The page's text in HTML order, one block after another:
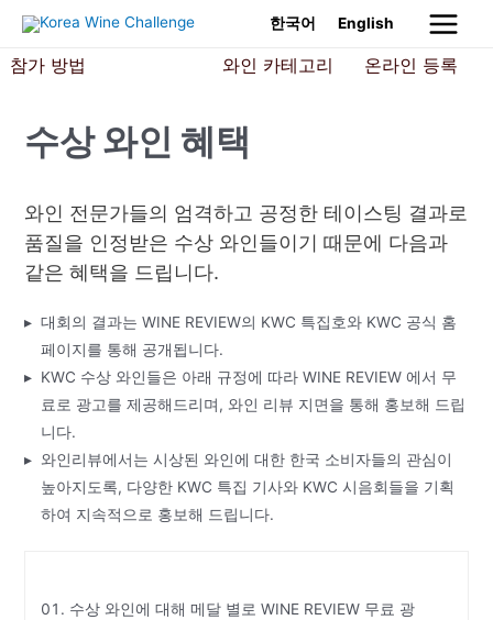
Skip
content
한국어 English
Main
Menu
참가 방법 와인 카테고리 온라인 등록
수상 와인 혜택
와인 전문가들의 엄격하고 공정한 테이스팅 결과로
품질을 인정받은 수상 와인들이기 때문에 다음과
같은 혜택을 드립니다.
대회의 결과는 WINE REVIEW의 KWC 특집호와 KWC 공식 홈
페이지를 통해 공개됩니다.
KWC 수상 와인들은 아래 규정에 따라 WINE REVIEW 에서 무
료로 광고를 제공해드리며, 와인 리뷰 지면을 통해 홍보해 드립
니다.
와인리뷰에서는 시상된 와인에 대한 한국 소비자들의 관심이
높아지도록, 다양한 KWC 특집 기사와 KWC 시음회들을 기획
하여 지속적으로 홍보해 드립니다.
수상 와인에 대해 메달 별로 WINE REVIEW 무료 광